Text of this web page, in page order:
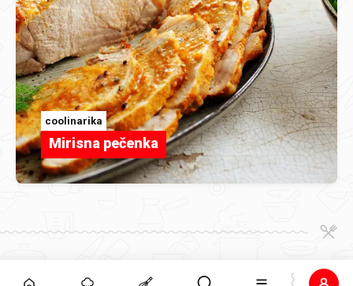
coolinarika
Mirisna pečenka